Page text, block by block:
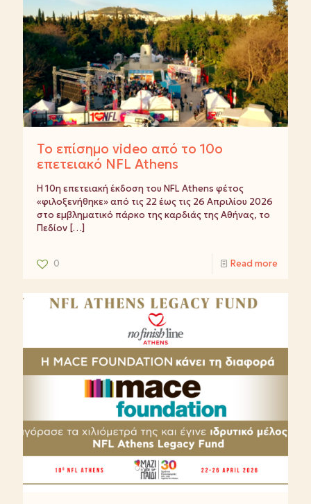
Το επίσημο video από το 10ο
επετειακό NFL Athens
Η 10η επετειακή έκδοση του NFL Athens φέτος
«φιλοξενήθηκε» από τις 22 έως τις 26 Απριλίου 2026
στο εμβληματικό πάρκο της καρδιάς της Αθήνας, το
Πεδίον […]
0 Read more